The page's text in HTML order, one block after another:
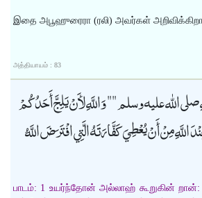
இதை அபூஹுரைரா (ரலி) அவர்கள்
அத்தியாயம் : 83
الله عليه وسلم "" وَاللَّهِ لأَنْ يَلِجَّ أَحَدُكُمْ
اللَّهِ مِنْ أَنْ يُعْطِيَ كَفَّارَتَهُ الَّتِي افْتَرَضَ اللَّهُ
பாடம்: 1 உயர்ந்தோன் அல்லாஹ் கூறுகின்